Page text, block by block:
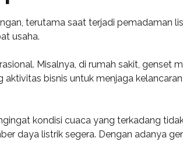
terutama saat terjadi pemadaman
usaha.
Misalnya, di rumah sakit, genset
bisnis untuk menjaga
kondisi cuaca yang terkadang
daya listrik segera. Dengan adanya